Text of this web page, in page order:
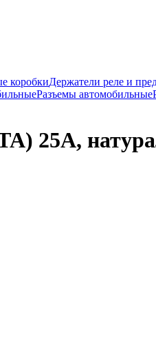
коробкиДержатели реле и
Разъемы автомобильные
25А,